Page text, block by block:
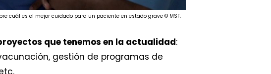
cuál es el mejor cuidado para un paciente en estado grave © MSF.
que tenemos en la actualidad:
gestión de programas de